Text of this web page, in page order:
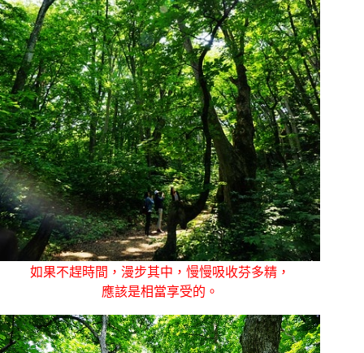
如果不趕時間，漫步其中，慢慢吸收芬多精，
應該是相當享受的。